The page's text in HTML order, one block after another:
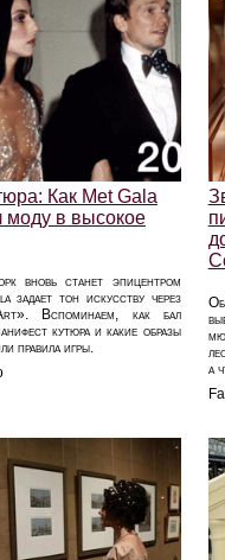
Как Met Gala
моду в высокое
вновь станет эпицентром
задает тон искусству через
Вспоминаем, как бал
кутюра и какие образы
правила игры.
а